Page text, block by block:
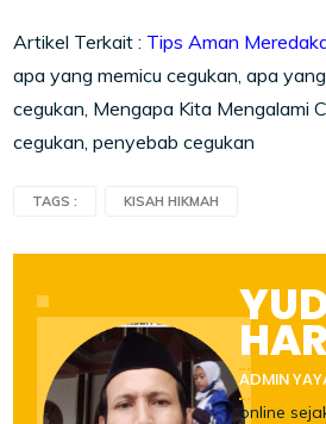
Artikel Terkait : Tips Aman
apa yang memicu cegukan, apa
cegukan, Mengapa Kita Mengalami
cegukan, penyebab cegukan
TAGS : KISAH HIKMAH
ADMIN
online